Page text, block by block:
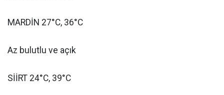
MARDİN 27°C, 36°C
Az bulutlu ve açık
SİİRT 24°C, 39°C